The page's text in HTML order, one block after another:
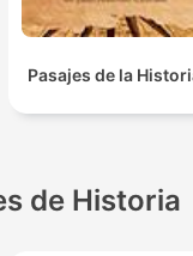
Pasajes de la
de Historia